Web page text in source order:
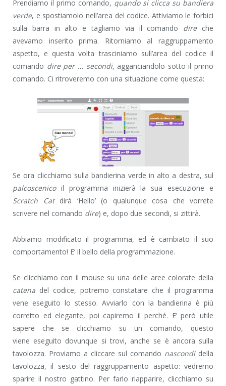
Prendiamo il primo comando, quando si clicca su bandiera
verde, e spostiamolo nell’area del codice. Attiviamo le forbici
sulla barra in alto e tagliamo via il comando direche
avevamo inserito prima. Ritorniamo al raggruppamento
aspetto, e questa volta trasciniamo sull’area del codice il
comando dire per … secondi, agganciandolo sotto il primo
comando. Ci ritroveremo con una situazione come questa:
Se ora clicchiamo sulla bandierina verde in alto a destra, sul
palcoscenicoil programma inizierà la sua esecuzione e
Scratch Catdirà ‘Hello’ (o qualunque cosa che vorrete
scrivere nel comando dire) e, dopo due secondi, si zittirà.
Abbiamo modificato il programma, ed è cambiato il suo
comportamento! E’ il bello della programmazione.
Se clicchiamo con il mouse su una delle aree colorate della
catena del codice, potremo constatare che il programma
vene eseguito lo stesso. Avviarlo con la bandierina è più
corretto ed elegante, poi capiremo il perché. E’ però utile
sapere che se clicchiamo su un comando, questo
viene eseguito dovunque si trovi, anche se è ancora sulla
tavolozza. Proviamo a cliccare sul comando nascondidella
tavolozza, il sesto del raggruppamento aspetto: vedremo
sparire il nostro gattino. Per farlo riapparire, clicchiamo su